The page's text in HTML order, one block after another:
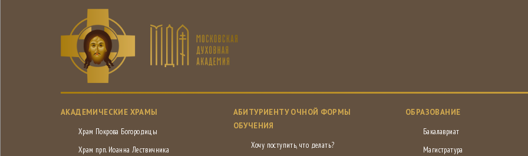
АКАДЕМИЧЕСКИЕ ХРАМЫ
Храм Покрова Богородицы
Храм прп. Иоанна Лествичника
АБИТУРИЕНТУ ОЧНОЙ ФОРМЫ
ОБУЧЕНИЯ
Хочу поступить, что делать?
ОБРАЗОВАНИЕ
Бакалавриат
Магистратура